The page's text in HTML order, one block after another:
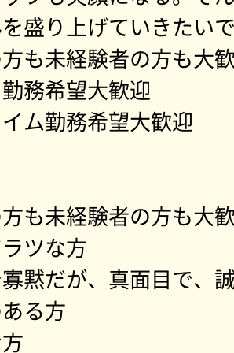
盛り上げていきたい
も未経験者の方も大
務希望大歓迎
ム勤務希望大歓迎
も未経験者の方も大
ツな方
黙だが、真面目で、
る方